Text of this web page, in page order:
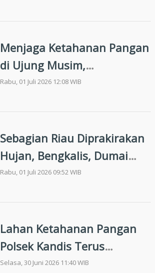
Menjaga Ketahanan Pangan
di Ujung Musim,
Bhabinkamtibmas Polsek
Rabu, 01 Juli 2026 12:08 WIB
Sebagian Riau Diprakirakan
Hujan, Bengkalis, Dumai
dan Rohil Waspada
Rabu, 01 Juli 2026 09:52 WIB
Lahan Ketahanan Pangan
Polsek Kandis Terus
Berkembang, Harapan
Selasa, 30 Juni 2026 11:40 WIB